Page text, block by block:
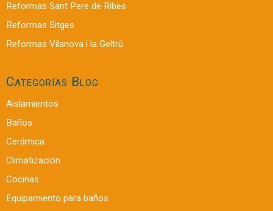
Reformas Sant Pere de Ribes
Reformas Sitges
Reformas Vilanova i la Geltrú
Categorías Blog
Aislamientos
Baños
Cerámica
Climatización
Cocinas
Equipamiento para baños